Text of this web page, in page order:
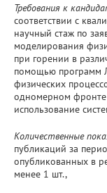
Требования к
соответствии с
научный стаж по
моделирования
при горении в
помощью программ
физических
одномерном фронте
использование
Количественные
публикаций за
опубликованных в
менее 1 шт.,